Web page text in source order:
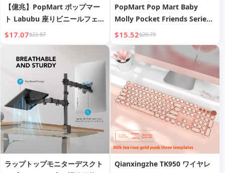
【億兆】PopMart ポップマー
ト Labubu 座りビニールフェイ
ス ぬいぐるみキーホルダー ペ
ンダント ブラインドボックス
$17.07$22.87
PopMart Pop Mart Baby
Molly Pocket Friends Series
Vinyl Stuffed Pendant Blind
Box Gift
$15.52$20.79
ラップトップモニターデスクト
Qianxingzhe TK950 ワイヤレ